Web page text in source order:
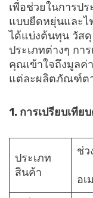
เพื่อช่วยในการป
แบบยืดหยุ่นและไ
ได้แบ่งต้นทุน วัส
ประเภทต่างๆ กา
คุณเข้าใจถึงมูลค่
แต่ละผลิตภัณฑ์ต
1. การเปรียบเทีย
ประเภท
สินค้า
ช่ว
อเ